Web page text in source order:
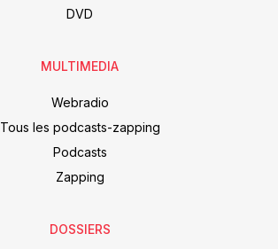
DVD
MULTIMEDIA
Webradio
Tous les podcasts-zapping
Podcasts
Zapping
DOSSIERS